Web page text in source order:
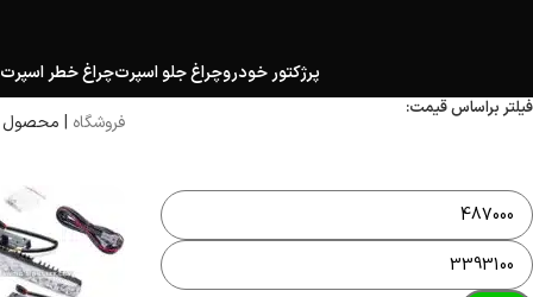
پارکابی خودرو
تزیینات داخل خودرو
دیلایت خودرو
جلو پنجره خودرو
پرژکتور خودروچراغ جلو اسپرتچراغ خطر اسپرت
فیلتر براساس قیمت:
فروشگاه | محصول